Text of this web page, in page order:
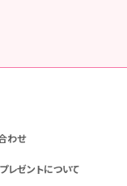
わせ
レゼントについて